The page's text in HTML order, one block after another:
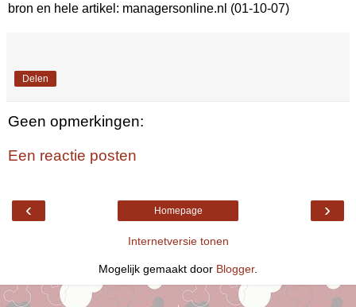
bron en hele artikel: managersonline.nl (01-10-07)
Delen
Geen opmerkingen:
Een reactie posten
‹ ›
Homepage
Internetversie tonen
Mogelijk gemaakt door Blogger.